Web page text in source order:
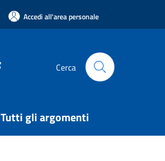
Accedi all'area personale
Cerca
Tutti gli argomenti